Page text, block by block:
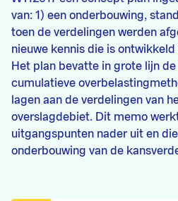
van: 1) een onderbouwing,
toen de verdelingen werden
nieuwe kennis die is ontwikkeld
Het plan bevatte in grote lijn
cumulatieve
lagen aan de verdelingen van
overslagdebiet. Dit memo
uitgangspunten nader uit en
onderbouwing van de